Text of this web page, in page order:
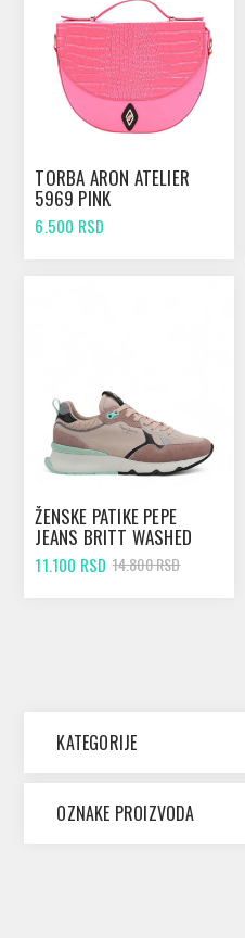
TORBA ARON ATELIER
5969 PINK
6.500 RSD
ŽENSKE PATIKE PEPE
JEANS BRITT WASHED
PINK
11.100 RSD 14.800 RSD
KATEGORIJE
OZNAKE PROIZVODA